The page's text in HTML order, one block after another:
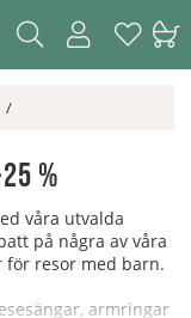
%
våra utvalda
på några av våra
för resor med barn.
armringar